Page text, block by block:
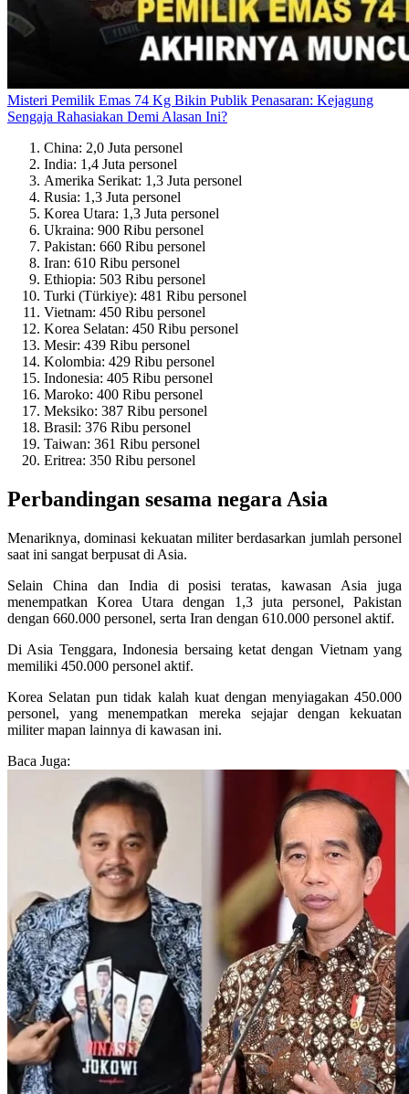
Misteri Pemilik Emas 74 Kg Bikin Publik Penasaran: Kejagung
Sengaja Rahasiakan Demi Alasan Ini?
China: 2,0 Juta personel
India: 1,4 Juta personel
Amerika Serikat: 1,3 Juta personel
Rusia: 1,3 Juta personel
Korea Utara: 1,3 Juta personel
Ukraina: 900 Ribu personel
Pakistan: 660 Ribu personel
Iran: 610 Ribu personel
Ethiopia: 503 Ribu personel
Turki (Türkiye): 481 Ribu personel
Vietnam: 450 Ribu personel
Korea Selatan: 450 Ribu personel
Mesir: 439 Ribu personel
Kolombia: 429 Ribu personel
Indonesia: 405 Ribu personel
Maroko: 400 Ribu personel
Meksiko: 387 Ribu personel
Brasil: 376 Ribu personel
Taiwan: 361 Ribu personel
Eritrea: 350 Ribu personel
Perbandingan sesama negara Asia
Menariknya, dominasi kekuatan militer berdasarkan jumlah personel
saat ini sangat berpusat di Asia.
Selain China dan India di posisi teratas, kawasan Asia juga
menempatkan Korea Utara dengan 1,3 juta personel, Pakistan
dengan 660.000 personel, serta Iran dengan 610.000 personel aktif.
Di Asia Tenggara, Indonesia bersaing ketat dengan Vietnam yang
memiliki 450.000 personel aktif.
Korea Selatan pun tidak kalah kuat dengan menyiagakan 450.000
personel, yang menempatkan mereka sejajar dengan kekuatan
militer mapan lainnya di kawasan ini.
Baca Juga: